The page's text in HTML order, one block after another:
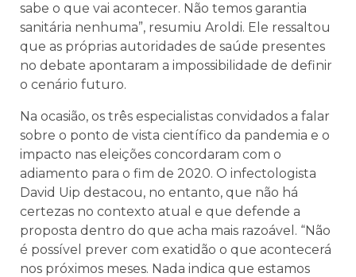
sabe o que vai acontecer. Não temos garantia
sanitária nenhuma”, resumiu Aroldi. Ele ressaltou
que as próprias autoridades de saúde presentes
no debate apontaram a impossibilidade de definir
o cenário futuro.
Na ocasião, os três especialistas convidados a falar
sobre o ponto de vista científico da pandemia e o
impacto nas eleições concordaram com o
adiamento para o fim de 2020. O infectologista
David Uip destacou, no entanto, que não há
certezas no contexto atual e que defende a
proposta dentro do que acha mais razoável. “Não
é possível prever com exatidão o que acontecerá
nos próximos meses. Nada indica que estamos